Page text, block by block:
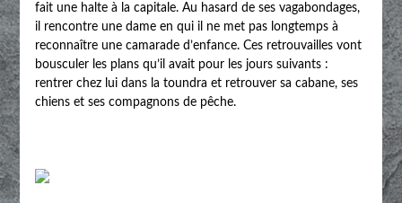
fait une halte à la capitale. Au hasard de ses vagabondages,
il rencontre une dame en qui il ne met pas longtemps à
reconnaître une camarade d’enfance. Ces retrouvailles vont
bousculer les plans qu’il avait pour les jours suivants :
rentrer chez lui dans la toundra et retrouver sa cabane, ses
chiens et ses compagnons de pêche.